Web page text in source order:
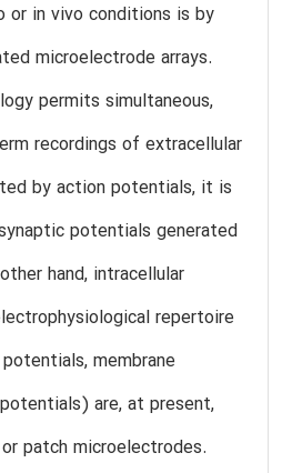
or in vivo conditions is by
microelectrode arrays.
permits simultaneous,
recordings of extracellular
by action potentials, it is
potentials generated
hand, intracellular
repertoire
membrane
are, at present,
patch microelectrodes.